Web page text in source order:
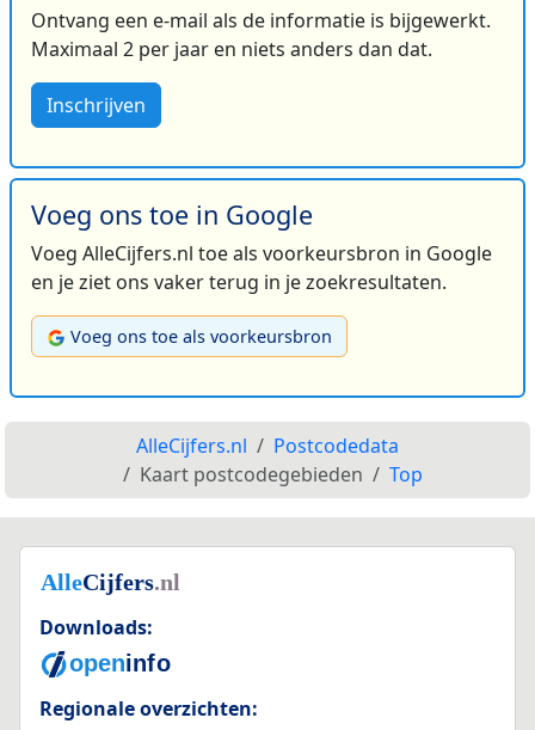
Ontvang een e-mail als de informatie is bijgewerkt.
Maximaal 2 per jaar en niets anders dan dat.
Inschrijven
Voeg ons toe in Google
Voeg AlleCijfers.nl toe als voorkeursbron in Google
en je ziet ons vaker terug in je zoekresultaten.
Voeg ons toe als voorkeursbron
AlleCijfers.nl
Postcodedata
Kaart postcodegebieden
Top
Downloads:
Regionale overzichten: